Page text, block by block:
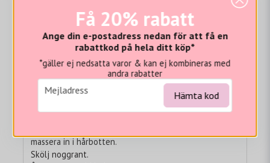
som främjar hårets förmåga att bibehålla fukt. - Biojäst
kokosnötvatten som innehåller olika elektrolyter,
monolaurin, laurinsyra och växthormoner som tillför
naturlig återfuktning till håret. - Blå/gröna alger som
tillför essentiella fettsyror, aminosyror, samt vitamin A
och betakaroten. - Havtorn som är ett av världens mest
näringsrika bär för friskare hår och hårbotten.
Användning:
massera in i hårbotten.
Skölj noggrant.
Få 20% rabatt
Ange din e-postadress nedan för att få en
rabattkod på hela ditt köp*
*gäller ej nedsatta varor & kan ej kombineras med
andra rabatter
email
Mejladress Hämta kod